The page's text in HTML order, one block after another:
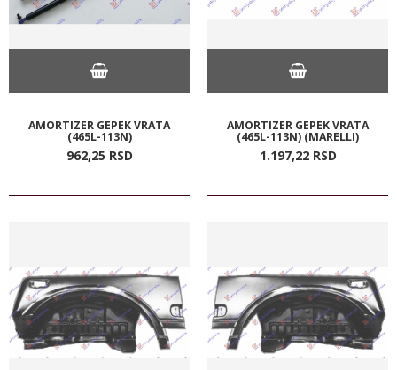
AMORTIZER GEPEK VRATA
(465L-113N)
962,25 RSD
AMORTIZER GEPEK VRATA
(465L-113N) (MARELLI)
1.197,22 RSD